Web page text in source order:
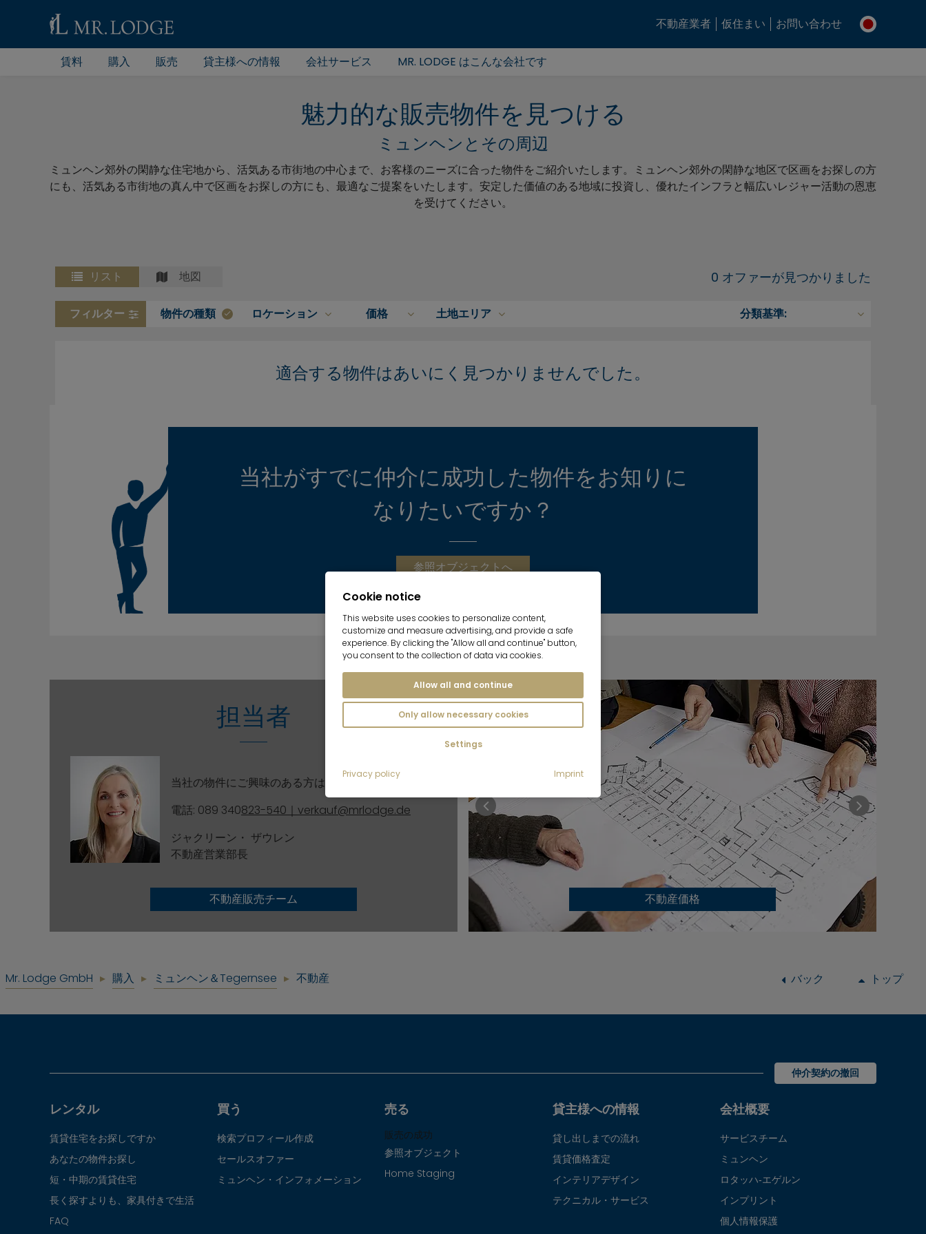
不動産業者 仮住まい お問い合わせ
賃料 購入 販売 貸主様への情報 会社サービス MR. LODGE はこんな会社です
魅力的な販売物件を見つける
ミュンヘンとその周辺
ミュンヘン郊外の閑静な住宅地から、活気ある市街地の中心まで、お客様のニーズに合った物件をご紹介いたします。ミュンヘン郊外の閑静な地区で区画をお探しの方
にも、活気ある市街地の真ん中で区画をお探しの方にも、最適なご提案をいたします。安定した価値のある地域に投資し、優れたインフラと幅広いレジャー活動の恩恵
を受けてください。
リスト 地図 0 オファーが見つかりました
フィルター 物件の種類 ロケーション 価格 土地エリア
適合する物件はあいにく見つかりませんでした。
当社がすでに仲介に成功した物件をお知りに
なりたいですか？
参照オブジェクトへ
担当者
当社の物件にご興味のある方はご連絡ください。
電話: 089 340823-540｜verkauf@mrlodge.de
ジャクリーン・ ザウレン
不動産営業部長
不動産販売チーム 不動産価格
Mr. Lodge GmbH 購入 ミュンヘン＆Tegernsee 不動産 バック トップ
仲介契約の撤回
レンタル
賃貸住宅をお探しですか
あなたの物件お探し
短・中期の賃貸住宅
長く探すよりも、家具付きで生活
FAQ
買う
検索プロフィール作成
セールスオファー
ミュンヘン・インフォメーション
売る
販売の成功
参照オブジェクト
Home Staging
貸主様への情報
貸し出しまでの流れ
賃貸価格査定
インテリアデザイン
テクニカル・サービス
会社概要
サービスチーム
ミュンヘン
ロタッハ‐エゲルン
インプリント
個人情報保護
Cookie notice
This website uses cookies to personalize content,
customize and measure advertising, and provide a safe
experience. By clicking the "Allow all and continue" button,
you consent to the collection of data via cookies.
Allow all and continue
Only allow necessary cookies
Settings
Privacy policy Imprint